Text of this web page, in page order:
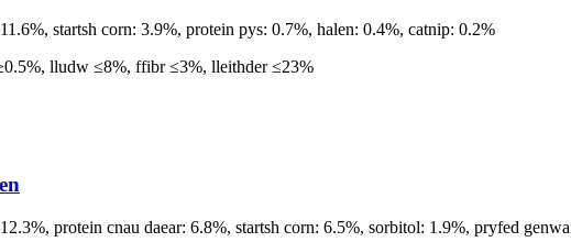
startsh corn: 3.9%, protein pys: 0.7%, halen: 0.4%, catnip: 0.2%
lludw ≤8%, ffibr ≤3%, lleithder ≤23%
protein cnau daear: 6.8%, startsh corn: 6.5%, sorbitol: 1.9%, pryfed